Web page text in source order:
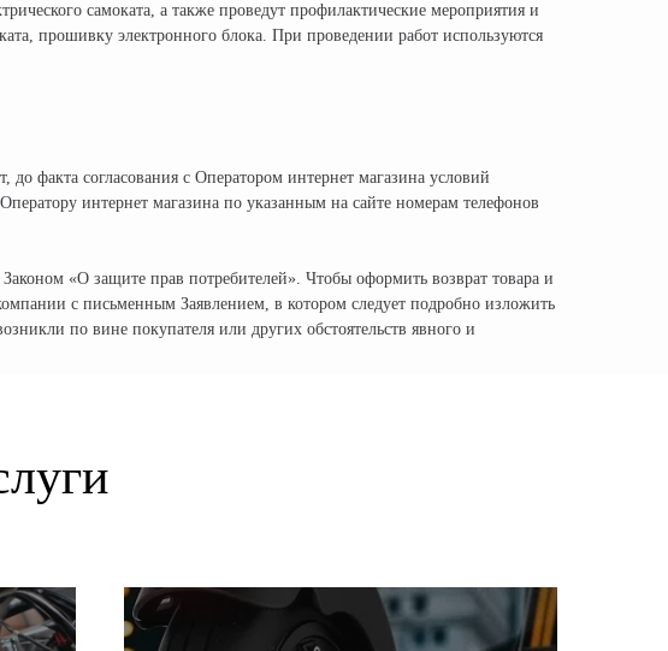
самоката, а также проведут профилактические мероприятия и
прошивку электронного блока. При проведении работ используются
факта согласования с Оператором интернет магазина условий
интернет магазина по указанным на сайте номерам телефонов
«О защите прав потребителей». Чтобы оформить возврат товара и
с письменным Заявлением, в котором следует подробно изложить
по вине покупателя или других обстоятельств явного и
КОНТАКТЫ: